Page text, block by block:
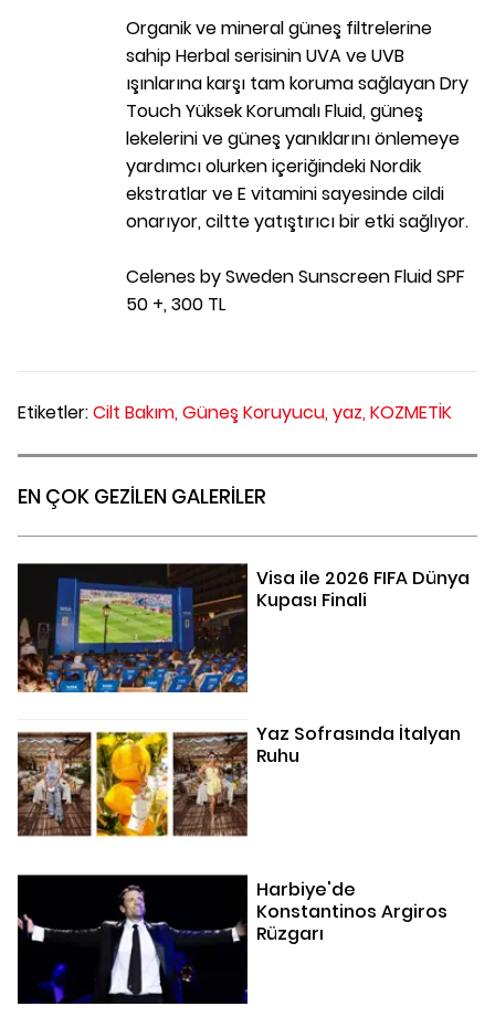
Organik ve mineral güneş filtrelerine
sahip Herbal serisinin UVA ve UVB
ışınlarına karşı tam koruma sağlayan Dry
Touch Yüksek Korumalı Fluid, güneş
lekelerini ve güneş yanıklarını önlemeye
yardımcı olurken içeriğindeki Nordik
ekstratlar ve E vitamini sayesinde cildi
onarıyor, ciltte yatıştırıcı bir etki sağlıyor.
Celenes by Sweden Sunscreen Fluid SPF
50 +, 300 TL
Etiketler:Cilt Bakım,Güneş Koruyucu,yaz,KOZMETİK
EN ÇOK GEZİLEN GALERİLER
Visa ile 2026 FIFA Dünya
Kupası Finali
Yaz Sofrasında İtalyan
Ruhu
Harbiye'de
Konstantinos Argiros
Rüzgarı